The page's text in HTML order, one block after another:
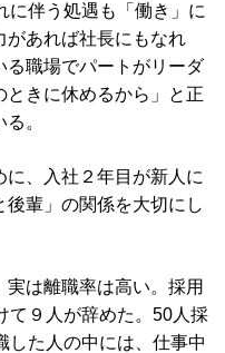
に伴う処遇も「働き」に
があれば社長にもなれ
る職場でパートがリーダ
ときに休めるから」と正
。
、入社２年目が新人に
後輩」の関係を大切にし
は離職率は高い。採用
て９人が辞めた。50人採
した人の中には、仕事中